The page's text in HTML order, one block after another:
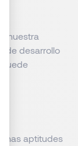
de desarrollo
aptitudes